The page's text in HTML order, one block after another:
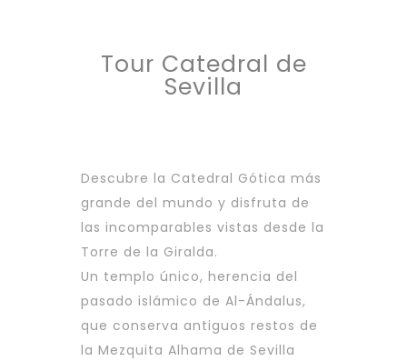
Tour Catedral de
Sevilla
Descubre la Catedral Gótica más
grande del mundo y disfruta de
las incomparables vistas desde la
Torre de la Giralda.
Un templo único, herencia del
pasado islámico de Al-Ándalus,
que conserva antiguos restos de
la Mezquita Alhama de Sevilla